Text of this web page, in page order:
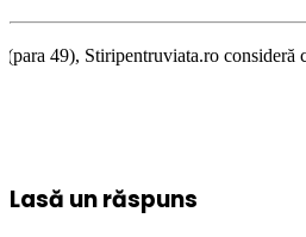
consideră că
Lasă un răspuns